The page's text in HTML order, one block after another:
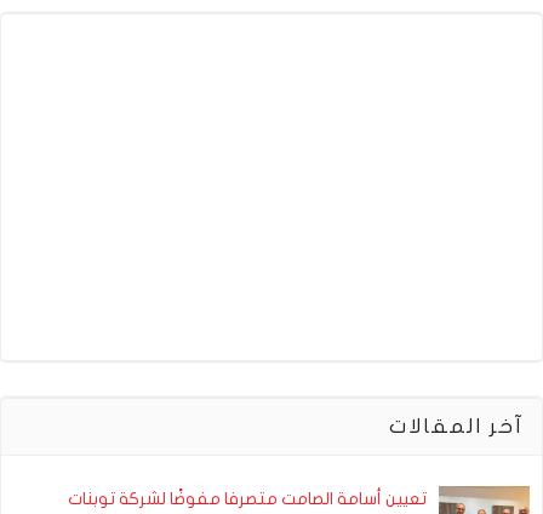
آخر المقالات
تعيين أسامة الصامت متصرفا مفوضًا لشركة توبنات